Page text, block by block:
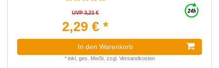
UVP 3,21 €
2,29 € *
In den Warenkorb
* inkl. ges. MwSt. zzgl. Versandkosten